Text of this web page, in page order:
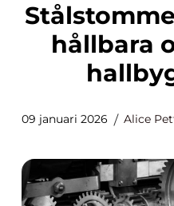
Stålstomme: ryggraden i
hållbara
09 januari 2026 Alice